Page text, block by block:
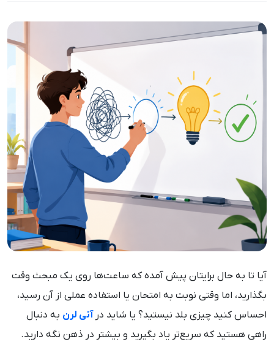
آیا تا به حال برایتان پیش آمده که ساعت‌ها روی یک مبحث وقت
بگذارید، اما وقتی نوبت به امتحان یا استفاده عملی از آن رسید،
احساس کنید چیزی بلد نیستید؟ یا شاید درآنی لرن به دنبال
راهی هستید که سریع‌تر یاد بگیرید و بیشتر در ذهن نگه دارید.